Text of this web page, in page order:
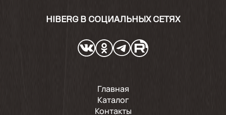
HIBERG В СОЦИАЛЬНЫХ СЕТЯХ
Главная
Каталог
Контакты